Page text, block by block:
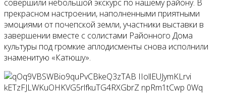
совершили небольшой экскурс по нашему району. В
прекрасном настроении, наполненными приятными
эмоциями от почепской земли, участники выставки в
завершении вместе с солистами Районного Дома
культуры под громкие аплодисменты снова исполнили
знаменитую «Катюшу».